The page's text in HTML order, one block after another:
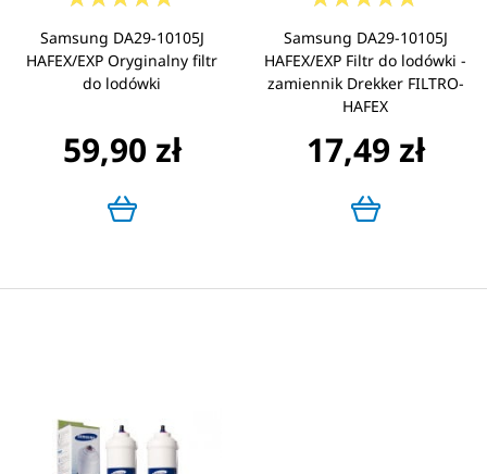
Samsung DA29-10105J
HAFEX/EXP Oryginalny filtr
do lodówki
59,90 zł
Samsung DA29-10105J
HAFEX/EXP Filtr do lodówki -
zamiennik Drekker FILTRO-
HAFEX
17,49 zł